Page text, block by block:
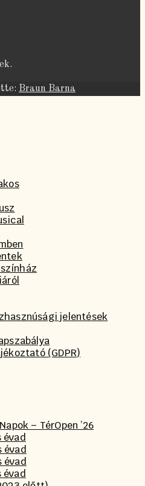
Braun Barna
jelentések
(GDPR)
– TérOpen ’26
évad
évad
évad
évad